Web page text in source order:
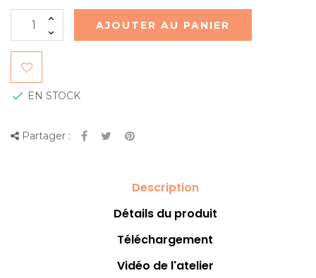
AJOUTER AU PANIER
 EN STOCK
Partager :
Description
Détails du produit
Téléchargement
Vidéo de l'atelier